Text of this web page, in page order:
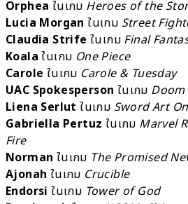
Orphea ในเกม Heroes of the
Lucia Morgan ในเกม Street
Claudia Strife ในเกม Final
Koala ในเกม One Piece
Carole ในเกม Carole & Tuesday
UAC Spokesperson ในเกม
Liena Serlut ในเกม Sword Art
Gabriella Pertuz ในเกม Marvel
Fire
Norman ในเกม The Promised
Ajonah ในเกม Crucible
Endorsi ในเกม Tower of God